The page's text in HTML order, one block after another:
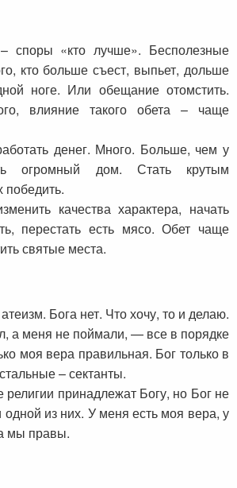
споры «кто лучше». Бесполезные
кто больше съест, выпьет, дольше
ноге. Или обещание отомстить.
влияние такого обета – чаще
денег. Много. Больше, чем у
огромный дом. Стать крутым
победить.
качества характера, начать
перестать есть мясо. Обет чаще
святые места.
Бога нет. Что хочу, то и делаю.
а меня не поймали, — все в порядке
моя вера правильная. Бог только в
– сектанты.
религии принадлежат Богу, но Бог не
из них. У меня есть моя вера, у
мы правы.